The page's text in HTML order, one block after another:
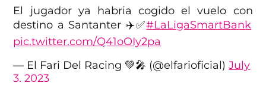
El jugador ya habria cogido el vuelo con
destino a Santanter ✈️✅#LaLigaSmartBank
pic.twitter.com/Q41oOIy2pa
— El Fari Del Racing 💚🎤 (@elfarioficial)July
3, 2023